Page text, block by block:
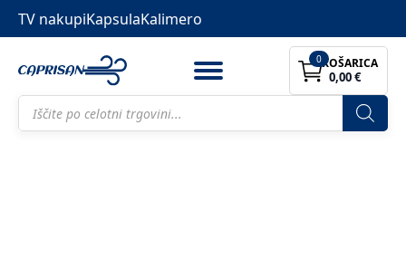
TV nakupiKapsulaKalimero
0,00€
0KOŠARICA
Products
search